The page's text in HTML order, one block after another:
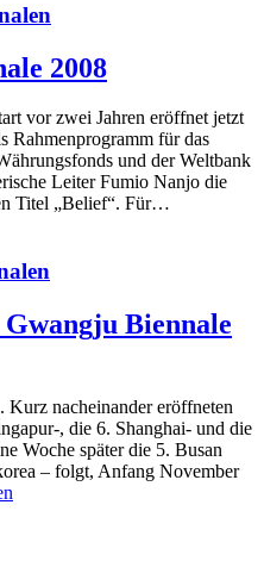
2008
vor zwei Jahren eröffnet jetzt
Rahmenprogramm für das
und der Weltbank
Leiter Fumio Nanjo die
Titel „Belief“. Für…
Biennale
Kurz nacheinander eröffneten
, die 6. Shanghai- und die
Woche später die 5. Busan
– folgt, Anfang November